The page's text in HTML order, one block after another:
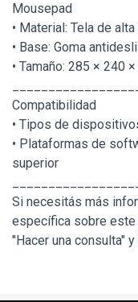
Mousepad
• Material: Tela de
• Base: Goma
• Tamaño: 285 × 240
Compatibilidad
• Tipos de
• Plataformas de
superior
Si necesitás más
específica sobre
"Hacer una consulta"